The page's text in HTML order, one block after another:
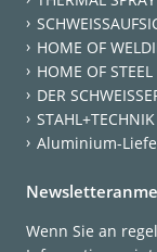
HOME OF
HOME OF STEEL
DER
STAHL+TECHNIK
Aluminium-
Wenn Sie an